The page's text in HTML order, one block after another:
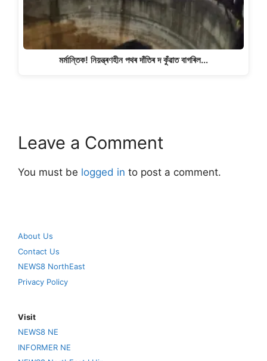
মৰ্মান্তিক! নিয়ন্ত্ৰণহীন পথৰ দাঁতিৰ দ কুঁৱাত বাগৰিল…
Leave a Comment
You must be logged in to post a comment.
About Us
Contact Us
NEWS8 NorthEast
Privacy Policy
Visit
NEWS8 NE
INFORMER NE